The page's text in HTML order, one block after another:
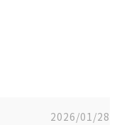
2026/01/28